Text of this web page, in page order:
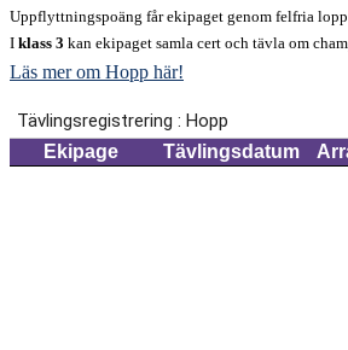
Uppflyttningspoäng får ekipaget genom felfria lopp
I klass 3 kan ekipaget samla cert och tävla om
Läs mer om Hopp här!